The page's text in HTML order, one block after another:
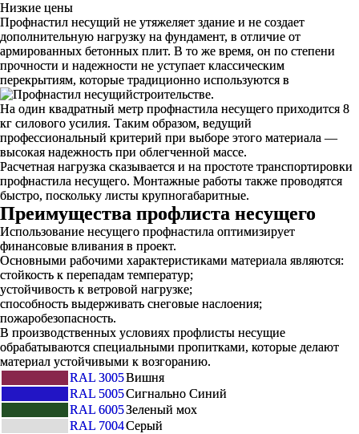
Низкие цены
Профнастил несущий не утяжеляет здание и не создает
дополнительную нагрузку на фундамент, в отличие от
армированных бетонных плит. В то же время, он по степени
прочности и надежности не уступает классическим
перекрытиям, которые традиционно используются в
строительстве.
На один квадратный метр профнастила несущего приходится 8
кг силового усилия. Таким образом, ведущий
профессиональный критерий при выборе этого материала —
высокая надежность при облегченной массе.
Расчетная нагрузка сказывается и на простоте транспортировки
профнастила несущего. Монтажные работы также проводятся
быстро, поскольку листы крупногабаритные.
Преимущества профлиста несущего
Использование несущего профнастила оптимизирует
финансовые вливания в проект.
Основными рабочими характеристиками материала являются:
стойкость к перепадам температур;
устойчивость к ветровой нагрузке;
способность выдерживать снеговые наслоения;
пожаробезопасность.
В производственных условиях профлисты несущие
обрабатываются специальными пропитками, которые делают
материал устойчивыми к возгоранию.
RAL 3005Вишня
RAL 5005Сигнально Синий
RAL 6005Зеленый мох
RAL 7004Серый